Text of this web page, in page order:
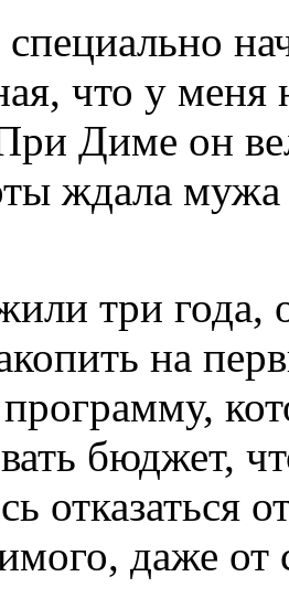
что у
Диме он
ждала
три года,
на
бюджет,
отказаться
даже от